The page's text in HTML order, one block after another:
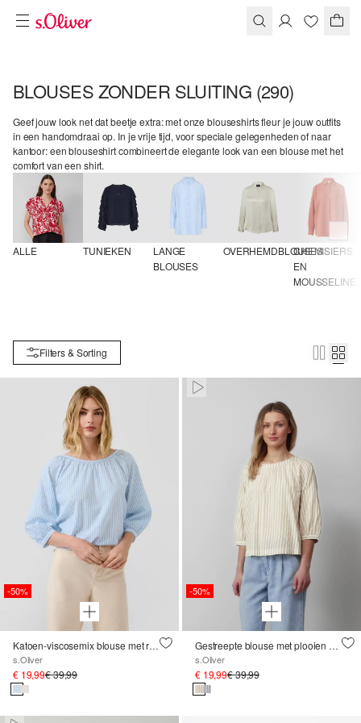
BLOUSES ZONDER SLUITING (290)
Geef jouw look net dat beetje extra: met onze blouseshirts fleur je jouw outfits
in een handomdraai op. In je vrije tijd, voor speciale gelegenheden of naar
kantoor: een blouseshirt combineert de elegante look van een blouse met het
comfort van een shirt.
ALLE TUNIEKEN
LANGE
BLOUSES
OVERHEMDBLOUSESCHEMISIERS
EN
MOUSSELINE
Filters & Sorting
-50%
Katoen-viscosemix blouse met rimpels
s.Oliver
€ 19,99€ 39,99
Paused • Muted
-50%
Gestreepte blouse met plooien en een strik
s.Oliver
€ 19,99€ 39,99